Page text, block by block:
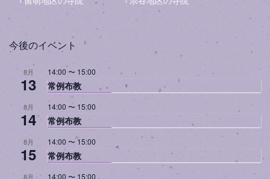
今後のイベント
8月
13
14:00 〜 15:00
常例布教
8月
14
14:00 〜 15:00
常例布教
8月
15
14:00 〜15:00
常例布教
8月 14:00 〜 15:00